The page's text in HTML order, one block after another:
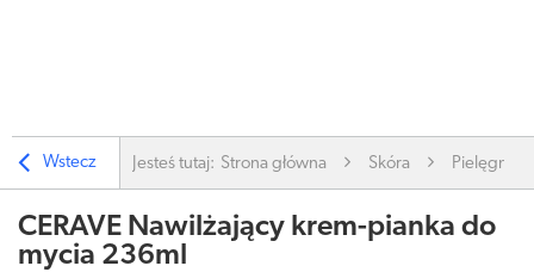
Wstecz Jesteś tutaj: Strona główna Skóra
CERAVE Nawilżający krem-pianka do
mycia 236ml